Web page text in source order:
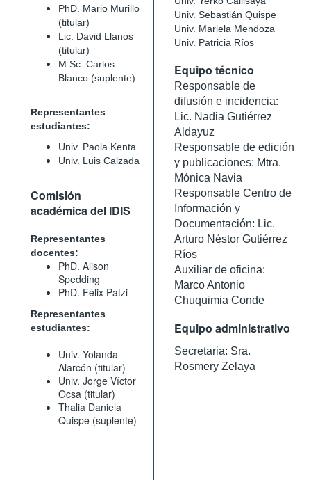
PhD. Mario Murillo
(titular)
Lic. David Llanos
(titular)
M.Sc. Carlos
Blanco (suplente)
Representantes
estudiantes:
Univ. Paola Kenta
Univ. Luis Calzada
Comisión
académica del IDIS
Representantes
docentes:
PhD. Alison
Spedding
PhD. Félix Patzi
Representantes
estudiantes:
Univ. Yolanda
Alarcón (titular)
Univ. Jorge Víctor
Ocsa (titular)
Thalia Daniela
Quispe (suplente)
Univ. Sebastián Quispe
Univ. Mariela Mendoza
Univ. Patricia Ríos
Equipo técnico
Responsable de
difusión e incidencia:
Lic. Nadia Gutiérrez
Aldayuz
Responsable de edición
y publicaciones: Mtra.
Mónica Navia
Responsable Centro de
Información y
Documentación: Lic.
Arturo Néstor Gutiérrez
Ríos
Auxiliar de oficina:
Marco Antonio
Chuquimia Conde
Equipo administrativo
Secretaria: Sra.
Rosmery Zelaya